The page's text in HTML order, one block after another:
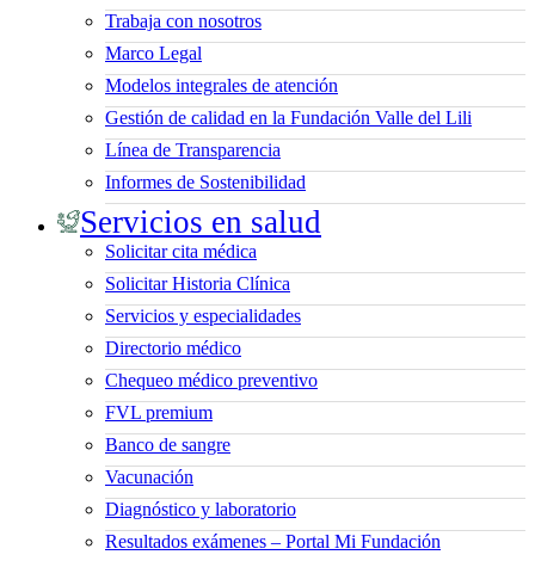
Trabaja con nosotros
Marco Legal
Modelos integrales de atención
Gestión de calidad en la Fundación Valle del Lili
Línea de Transparencia
Informes de Sostenibilidad
Servicios en salud
Solicitar cita médica
Solicitar Historia Clínica
Servicios y especialidades
Directorio médico
Chequeo médico preventivo
FVL premium
Banco de sangre
Vacunación
Diagnóstico y laboratorio
Resultados exámenes – Portal Mi Fundación